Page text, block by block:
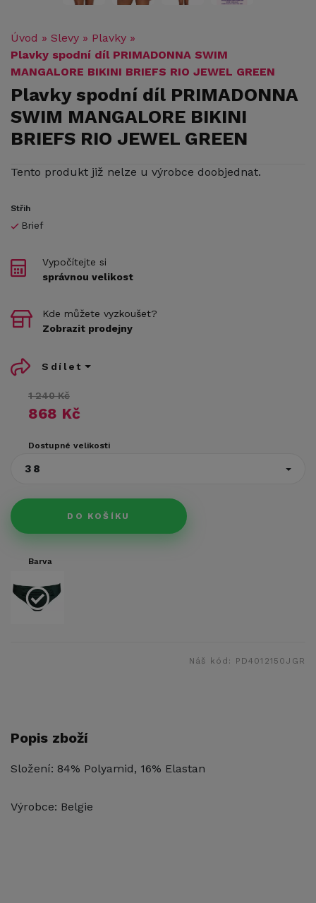
Úvod » Slevy » Plavky »
Plavky spodní díl PRIMADONNA SWIM
MANGALORE BIKINI BRIEFS RIO JEWEL GREEN
Plavky spodní díl PRIMADONNA
SWIM MANGALORE BIKINI
BRIEFS RIO JEWEL GREEN
Tento produkt již nelze u výrobce doobjednat.
Střih
Brief
1 240 Kč
868 Kč
Dostupné velikosti
38
DO KOŠÍKU
Vypočítejte si
správnou velikost
Kde můžete vyzkoušet?
Zobrazit prodejny
Sdílet
Barva
Náš kód: PD4012150JGR
Popis zboží
Složení: 84% Polyamid, 16% Elastan
Výrobce: Belgie